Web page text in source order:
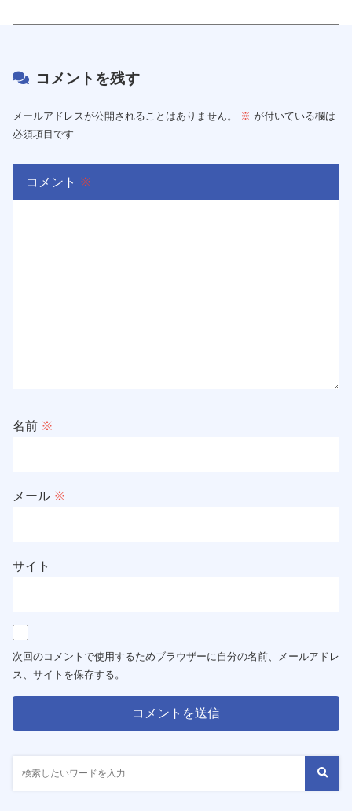
コメントを残す
メールアドレスが公開されることはありません。 ※ が付いている欄は
必須項目です
コメント ※
名前 ※
メール ※
サイト
次回のコメントで使用するためブラウザーに自分の名前、メールアドレ
ス、サイトを保存する。